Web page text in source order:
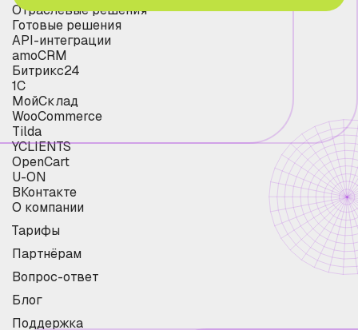
Отраслевые решения
Готовые решения
API-интеграции
amoCRM
Битрикс24
1С
МойСклад
WooCommerce
Tilda
YCLIENTS
OpenCart
U-ON
ВКонтакте
О компании
Тарифы
Партнёрам
Вопрос-ответ
Блог
Поддержка